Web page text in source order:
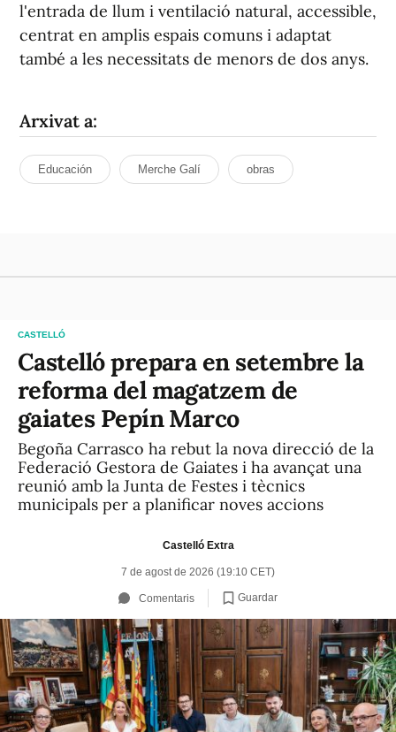
l'entrada de llum i ventilació natural, accessible,
centrat en amplis espais comuns i adaptat
també a les necessitats de menors de dos anys.
Arxivat a:
Educación Merche Galí obras
CASTELLÓ
Castelló prepara en setembre la
reforma del magatzem de
gaiates Pepín Marco
Begoña Carrasco ha rebut la nova direcció de la
Federació Gestora de Gaiates i ha avançat una
reunió amb la Junta de Festes i tècnics
municipals per a planificar noves accions
Castelló Extra
7 de agost de 2026 (19:10 CET)
Comentaris Guardar